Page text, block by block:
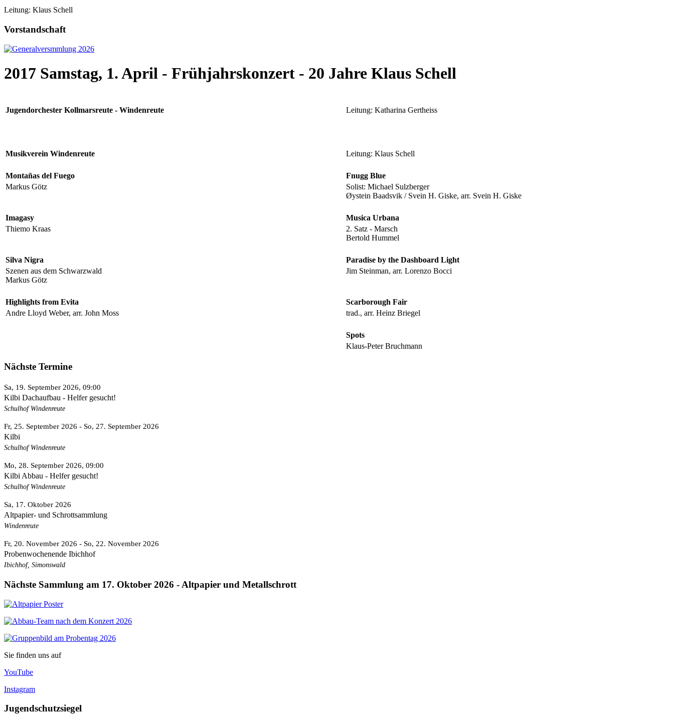
Leitung: Klaus Schell
Vorstandschaft
2017 Samstag, 1. April - Frühjahrskonzert - 20 Jahre Klaus Schell
Jugendorchester Kollmarsreute - Windenreute Leitung: Katharina Gertheiss
Musikverein Windenreute Leitung: Klaus Schell
Montañas del Fuego
Fnugg Blue
Markus Götz
Solist: Michael Sulzberger
Øystein Baadsvik / Svein H. Giske, arr. Svein H. Giske
Imagasy
Musica Urbana
Thiemo Kraas
2. Satz - Marsch
Bertold Hummel
Silva Nigra
Paradise by the Dashboard Light
Szenen aus dem Schwarzwald
Markus Götz
Jim Steinman, arr. Lorenzo Bocci
Highlights from Evita
Scarborough Fair
Andre Lloyd Weber, arr. John Moss
trad., arr. Heinz Briegel
Spots
Klaus-Peter Bruchmann
Nächste Termine
Sa, 19. September 2026, 09:00
Kilbi Dachaufbau - Helfer gesucht!
Schulhof Windenreute
Fr, 25. September 2026 - So, 27. September 2026
Kilbi
Schulhof Windenreute
Mo, 28. September 2026, 09:00
Kilbi Abbau - Helfer gesucht!
Schulhof Windenreute
Sa, 17. Oktober 2026
Altpapier- und Schrottsammlung
Windenreute
Fr, 20. November 2026 - So, 22. November 2026
Probenwochenende Ibichhof
Ibichhof, Simonswald
Nächste Sammlung am 17. Oktober 2026 - Altpapier und Metallschrott
Sie finden uns auf
YouTube
Instagram
Jugendschutzsiegel